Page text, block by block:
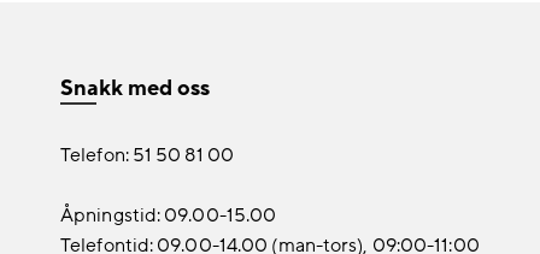
Snakk med oss
Telefon: 51 50 81 00
Åpningstid: 09.00-15.00
Telefontid: 09.00-14.00 (man-tors), 09:00-11:00